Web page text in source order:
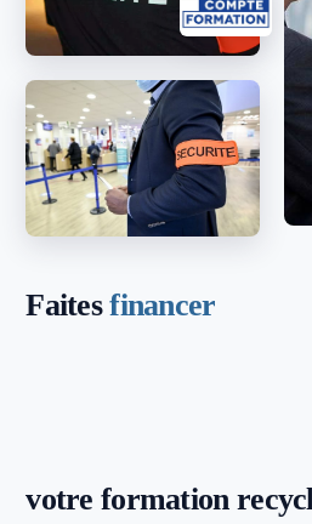
Faitesfinancer
votre formation